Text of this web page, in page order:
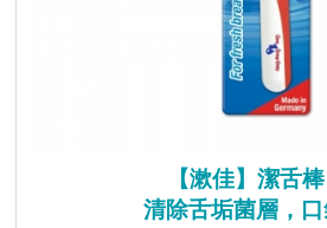
【漱佳】潔舌
清除舌垢菌層，